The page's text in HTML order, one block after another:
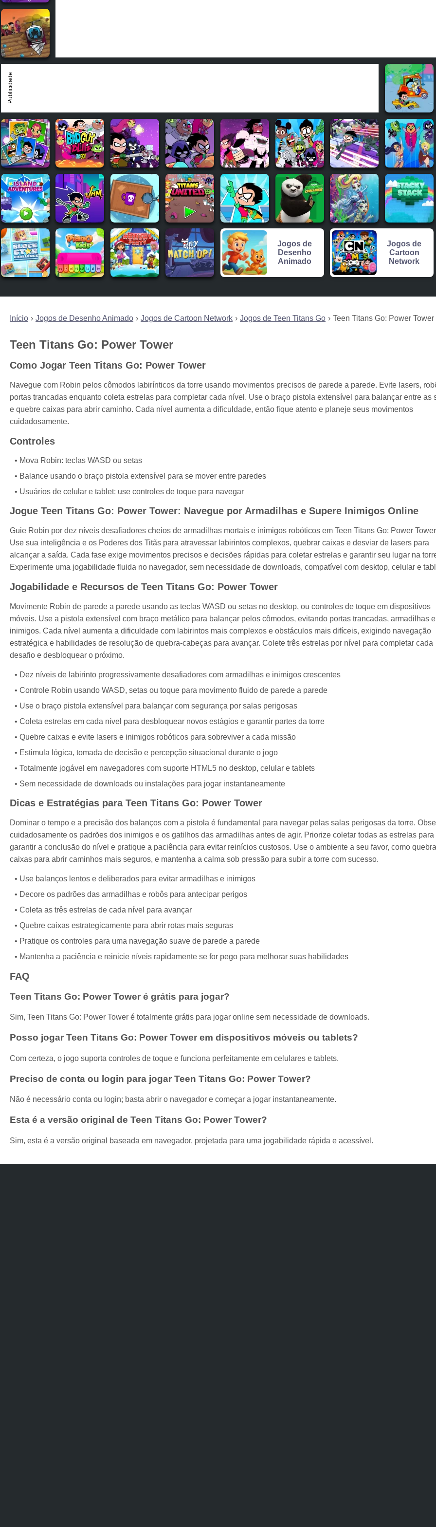
Início Jogos de Desenho Animado Jogos de Cartoon Network Jogos de Teen Titans Go Teen Titans Go: Power Tower
Teen Titans Go: Power Tower
Como Jogar Teen Titans Go: Power Tower
Navegue com Robin pelos cômodos labirínticos da torre usando movimentos precisos de parede a parede. Evite lasers,
portas trancadas enquanto coleta estrelas para completar cada nível. Use o braço pistola extensível para balançar entre as
e quebre caixas para abrir caminho. Cada nível aumenta a dificuldade, então fique atento e planeje seus movimentos
cuidadosamente.
Controles
Mova Robin: teclas WASD ou setas
Balance usando o braço pistola extensível para se mover entre paredes
Usuários de celular e tablet: use controles de toque para navegar
Jogue Teen Titans Go: Power Tower: Navegue por Armadilhas e Supere Inimigos Online
Guie Robin por dez níveis desafiadores cheios de armadilhas mortais e inimigos robóticos em Teen Titans Go: Power
Use sua inteligência e os Poderes dos Titãs para atravessar labirintos complexos, quebrar caixas e desviar de lasers para
alcançar a saída. Cada fase exige movimentos precisos e decisões rápidas para coletar estrelas e garantir seu lugar na
Experimente uma jogabilidade fluida no navegador, sem necessidade de downloads, compatível com desktop, celular e
Jogabilidade e Recursos de Teen Titans Go: Power Tower
Movimente Robin de parede a parede usando as teclas WASD ou setas no desktop, ou controles de toque em dispositivos
móveis. Use a pistola extensível com braço metálico para balançar pelos cômodos, evitando portas trancadas, armadilhas e
inimigos. Cada nível aumenta a dificuldade com labirintos mais complexos e obstáculos mais difíceis, exigindo navegação
estratégica e habilidades de resolução de quebra-cabeças para avançar. Colete três estrelas por nível para completar cada
desafio e desbloquear o próximo.
Dez níveis de labirinto progressivamente desafiadores com armadilhas e inimigos crescentes
Controle Robin usando WASD, setas ou toque para movimento fluido de parede a parede
Use o braço pistola extensível para balançar com segurança por salas perigosas
Coleta estrelas em cada nível para desbloquear novos estágios e garantir partes da torre
Quebre caixas e evite lasers e inimigos robóticos para sobreviver a cada missão
Estimula lógica, tomada de decisão e percepção situacional durante o jogo
Totalmente jogável em navegadores com suporte HTML5 no desktop, celular e tablets
Sem necessidade de downloads ou instalações para jogar instantaneamente
Dicas e Estratégias para Teen Titans Go: Power Tower
Dominar o tempo e a precisão dos balanços com a pistola é fundamental para navegar pelas salas perigosas da torre.
cuidadosamente os padrões dos inimigos e os gatilhos das armadilhas antes de agir. Priorize coletar todas as estrelas para
garantir a conclusão do nível e pratique a paciência para evitar reinícios custosos. Use o ambiente a seu favor, como
caixas para abrir caminhos mais seguros, e mantenha a calma sob pressão para subir a torre com sucesso.
Use balanços lentos e deliberados para evitar armadilhas e inimigos
Decore os padrões das armadilhas e robôs para antecipar perigos
Coleta as três estrelas de cada nível para avançar
Quebre caixas estrategicamente para abrir rotas mais seguras
Pratique os controles para uma navegação suave de parede a parede
Mantenha a paciência e reinicie níveis rapidamente se for pego para melhorar suas habilidades
FAQ
Teen Titans Go: Power Tower é grátis para jogar?
Sim, Teen Titans Go: Power Tower é totalmente grátis para jogar online sem necessidade de downloads.
Posso jogar Teen Titans Go: Power Tower em dispositivos móveis ou tablets?
Com certeza, o jogo suporta controles de toque e funciona perfeitamente em celulares e tablets.
Preciso de conta ou login para jogar Teen Titans Go: Power Tower?
Não é necessário conta ou login; basta abrir o navegador e começar a jogar instantaneamente.
Esta é a versão original de Teen Titans Go: Power Tower?
Sim, esta é a versão original baseada em navegador, projetada para uma jogabilidade rápida e acessível.
Publicidade
Jogos de
Desenho
Animado
Jogos de
Cartoon
Network